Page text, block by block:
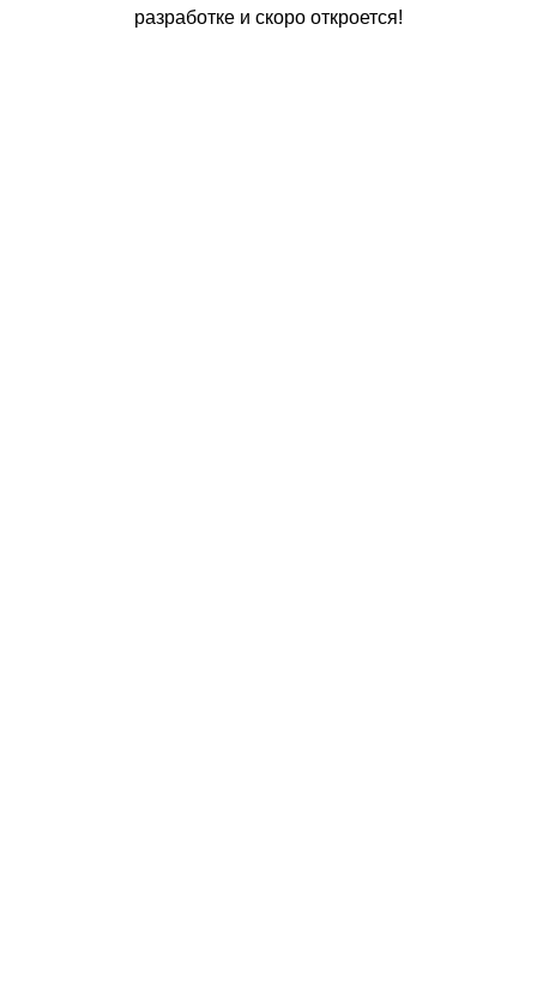
разработке и скоро откроется!